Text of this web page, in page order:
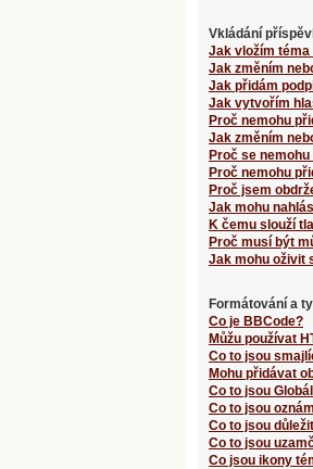
Vkládání
Jak vložím téma
Jak změním
Jak přidám
Jak vytvořím
Proč nemohu
Jak změním
Proč se
Proč nemohu
Proč jsem
Jak mohu
K čemu slouží
Proč musí být
Jak mohu oživit
Formátování a
Co je BBCode?
Můžu používat
Co to jsou
Mohu přidávat
Co to jsou
Co to jsou
Co to jsou
Co to jsou
Co jsou ikony